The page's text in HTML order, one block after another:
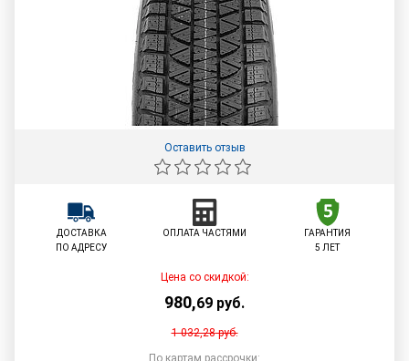
Оставить отзыв
ДОСТАВКА
ПО АДРЕСУ
ОПЛАТА ЧАСТЯМИ
ГАРАНТИЯ
5 ЛЕТ
Цена со скидкой:
980,69 руб.
1 032,28руб.
По картам рассрочки: